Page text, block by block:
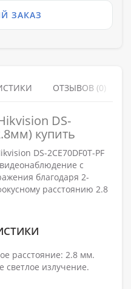
ЗАКАЗ
ОТЗЫВОВ (0)
DS-
купить
DS-2CE70DF0T-PF
с
благодаря 2-
расстоянию 2.8
расстояние: 2.8 мм.
светлое излучение.